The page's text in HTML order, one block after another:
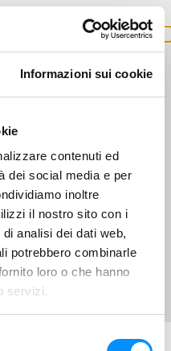
Informazioni sui cookie
contenuti ed
dei social media e per
inoltre
il nostro sito con i
analisi dei dati web,
potrebbero combinarle
loro o che hanno
servizi.